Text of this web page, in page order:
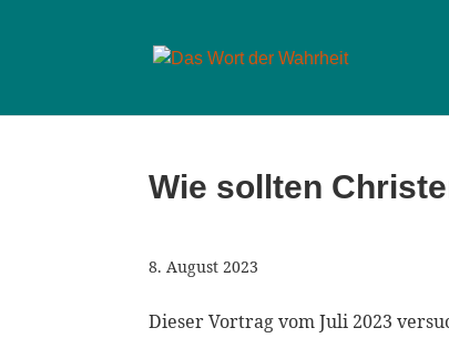
Wie sollten
8. August 2023
Dieser Vortrag vom Juli 2023